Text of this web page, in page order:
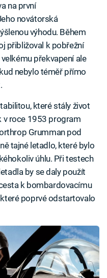
na první
novátorská
výhodu. Během
přibližoval k pobřežní
překvapení ale
nebylo téměř přímo
které stály život
v roce 1953 program
Grumman pod
tajné letadlo, které bylo
úhlu. Při testech
by se daly použít
k bombardovacímu
poprvé odstartovalo